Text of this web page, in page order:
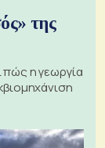
της
η γεωργία